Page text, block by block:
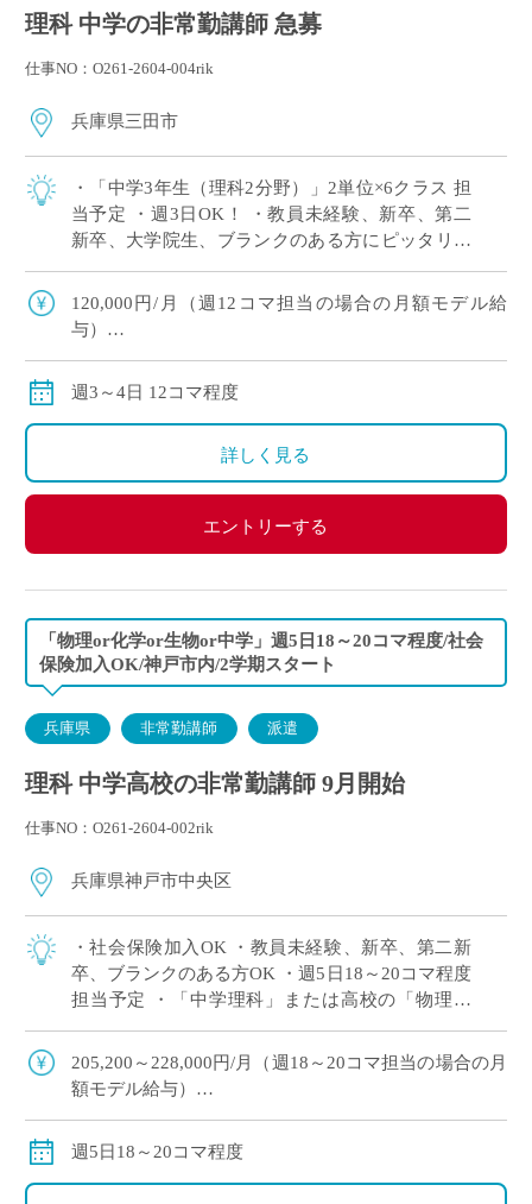
理科 中学の非常勤講師 急募
仕事NO：O261-2604-004rik
兵庫県三田市
・「中学3年生（理科2分野）」2単位×6クラス 担
当予定 ・週3日OK！ ・教員未経験、新卒、第二
新卒、大学院生、ブランクのある方にピッタリ！
※広大なキャンパスでしっかり授 […]
120,000円/月（週12コマ担当の場合の月額モデル給
与）
※ご勤務スタート時期によって、初月の給与は日割計
週3～4日 12コマ程度
詳しく見る
エントリーする
「物理or化学or生物or中学」週5日18～20コマ程度/社会
保険加入OK/神戸市内/2学期スタート
兵庫県 非常勤講師 派遣
理科 中学高校の非常勤講師 9月開始
仕事NO：O261-2604-002rik
兵庫県神戸市中央区
・社会保険加入OK ・教員未経験、新卒、第二新
卒、ブランクのある方OK ・週5日18～20コマ程度
担当予定 ・「中学理科」または高校の「物理」
OK ・2学期スタートですが […]
205,200～228,000円/月（週18～20コマ担当の場合の月
額モデル給与）
週18コマ以上担当で、社会保険加入
週5日18～20コマ程度